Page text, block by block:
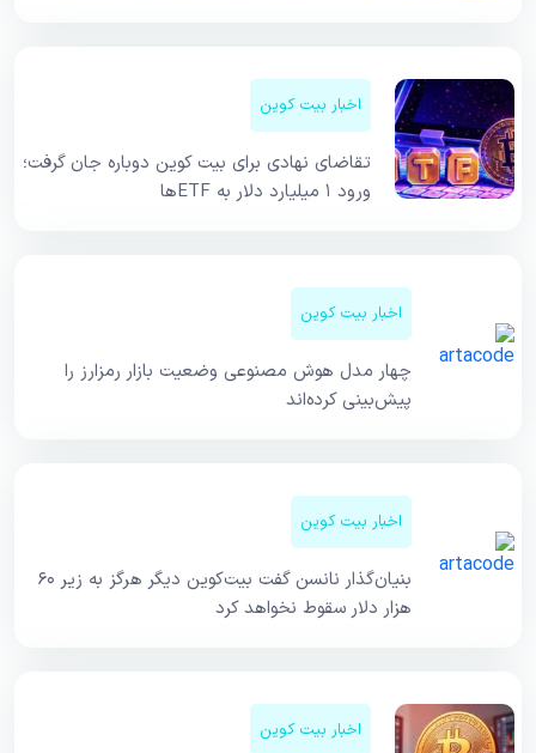
اخبار بیت کوین
تقاضای نهادی برای بیت کوین دوباره جان گرفت؛
ورود ۱ میلیارد دلار به ETFها
اخبار بیت کوین
چهار مدل هوش مصنوعی وضعیت بازار رمزارز را
پیش‌بینی کرده‌اند
اخبار بیت کوین
بنیان‌گذار نانسن گفت بیت‌کوین دیگر هرگز به زیر ۶۰
هزار دلار سقوط نخواهد کرد
اخبار بیت کوین